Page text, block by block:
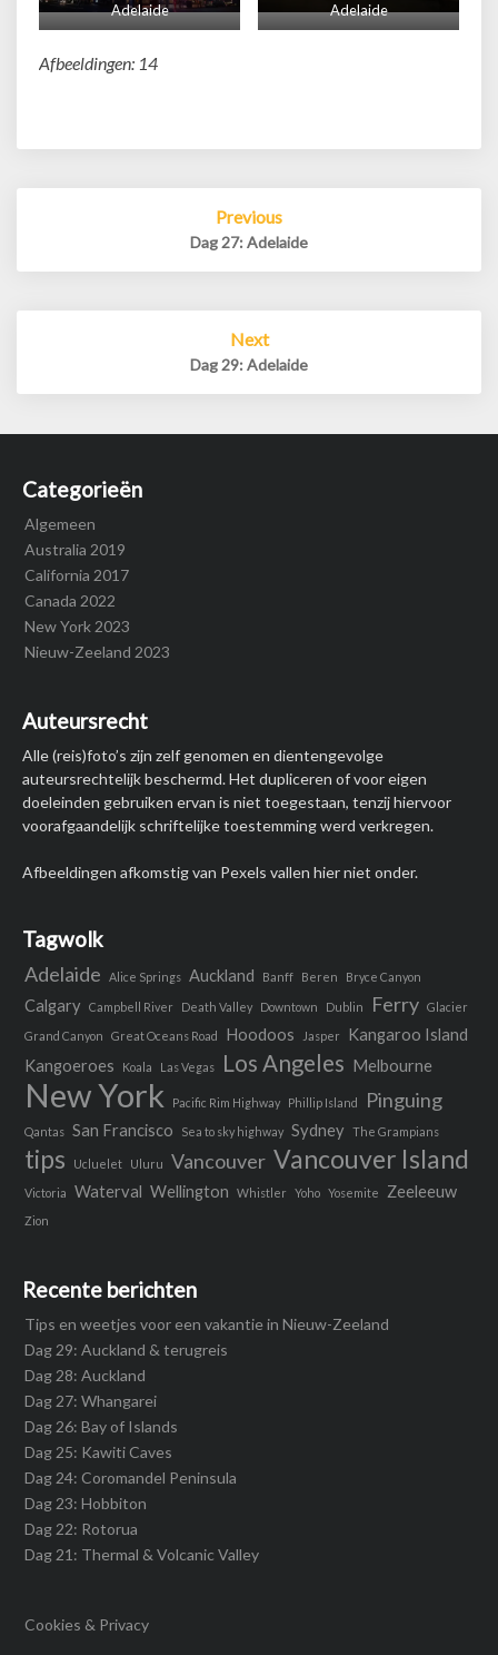
Adelaide Adelaide
Afbeeldingen: 14
Previous
Dag 27: Adelaide
Next
Dag 29: Adelaide
Categorieën
Algemeen
Australia 2019
California 2017
Canada 2022
New York 2023
Nieuw-Zeeland 2023
Auteursrecht
Alle (reis)foto’s zijn zelf genomen en dientengevolge
auteursrechtelijk beschermd. Het dupliceren of voor eigen
doeleinden gebruiken ervan is niet toegestaan, tenzij hiervoor
voorafgaandelijk schriftelijke toestemming werd verkregen.
Afbeeldingen afkomstig van Pexels vallen hier niet onder.
Tagwolk
Adelaide Alice Springs Auckland Banff Beren Bryce Canyon
Calgary Campbell River Death Valley Downtown Dublin Ferry Glacier
Grand Canyon
Great Oceans Road Hoodoos Jasper
Kangaroo Island
Kangoeroes
Koala Las Vegas Los Angeles Melbourne
New York Pacific Rim Highway Phillip Island Pinguing
Qantas San Francisco Sea to sky highway Sydney The Grampians
tips Ucluelet Uluru Vancouver Vancouver Island
Victoria Waterval Wellington Whistler Yoho Yosemite Zeeleeuw
Zion
Recente berichten
Tips en weetjes voor een vakantie in Nieuw-Zeeland
Dag 29: Auckland & terugreis
Dag 28: Auckland
Dag 27: Whangarei
Dag 26: Bay of Islands
Dag 25: Kawiti Caves
Dag 24: Coromandel Peninsula
Dag 23: Hobbiton
Dag 22: Rotorua
Dag 21: Thermal & Volcanic Valley
Cookies & Privacy